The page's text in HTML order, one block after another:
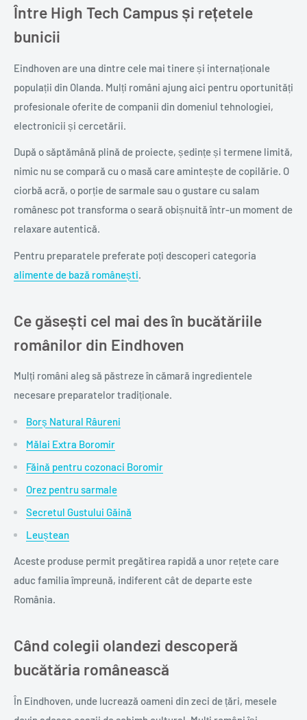
Între High Tech Campus și rețetele
bunicii
Eindhoven are una dintre cele mai tinere și internaționale
populații din Olanda. Mulți români ajung aici pentru oportunități
profesionale oferite de companii din domeniul tehnologiei,
electronicii și cercetării.
După o săptămână plină de proiecte, ședințe și termene limită,
nimic nu se compară cu o masă care amintește de copilărie. O
ciorbă acră, o porție de sarmale sau o gustare cu salam
românesc pot transforma o seară obișnuită într-un moment de
relaxare autentică.
Pentru preparatele preferate poți descoperi categoria
alimente de bază românești.
Ce găsești cel mai des în bucătăriile
românilor din Eindhoven
Mulți români aleg să păstreze în cămară ingredientele
necesare preparatelor tradiționale.
Borș Natural Râureni
Mălai Extra Boromir
Făină pentru cozonaci Boromir
Orez pentru sarmale
Secretul Gustului Găină
Leuștean
Aceste produse permit pregătirea rapidă a unor rețete care
aduc familia împreună, indiferent cât de departe este
România.
Când colegii olandezi descoperă
bucătăria românească
În Eindhoven, unde lucrează oameni din zeci de țări, mesele